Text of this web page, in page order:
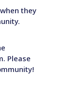
they
Please